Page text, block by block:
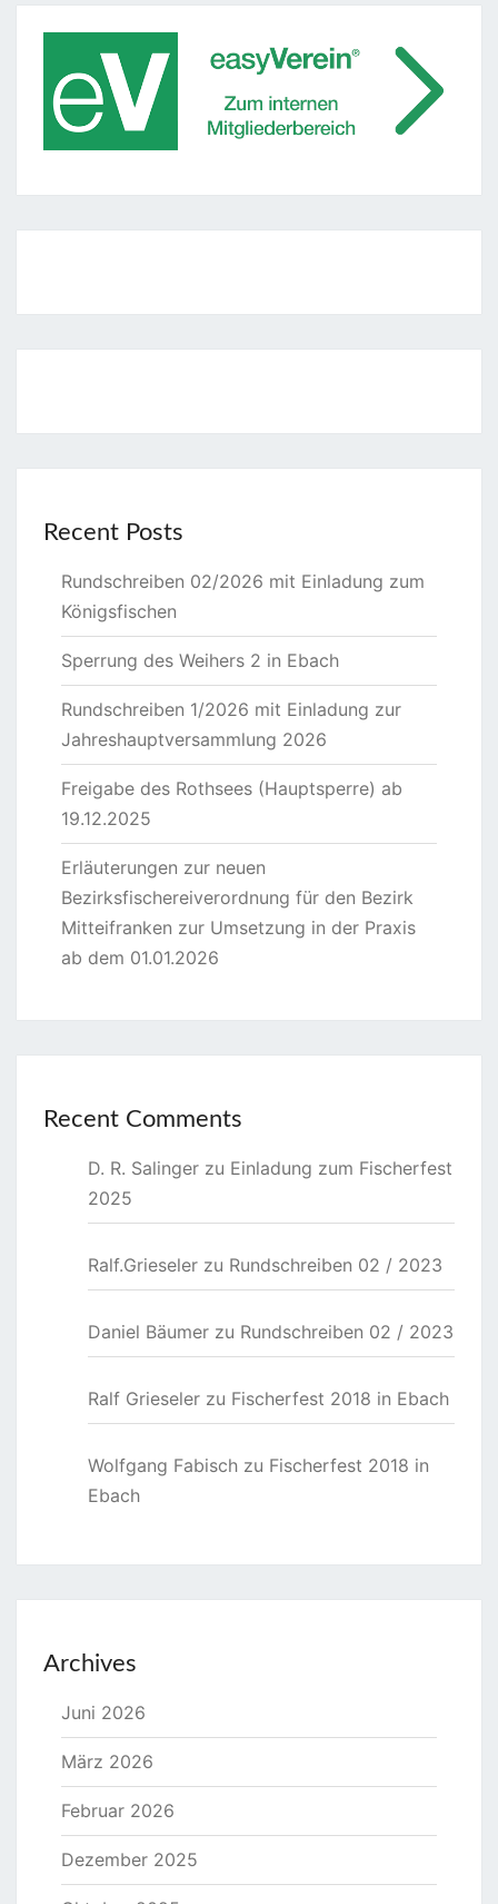
Recent Posts
Rundschreiben 02/2026 mit Einladung zum
Königsfischen
Sperrung des Weihers 2 in Ebach
Rundschreiben 1/2026 mit Einladung zur
Jahreshauptversammlung 2026
Freigabe des Rothsees (Hauptsperre) ab
19.12.2025
Erläuterungen zur neuen
Bezirksfischereiverordnung für den Bezirk
Mitteifranken zur Umsetzung in der Praxis
ab dem 01.01.2026
Recent Comments
D. R. Salinger zu Einladung zum Fischerfest
2025
Ralf.Grieseler zu Rundschreiben 02 / 2023
Daniel Bäumer zu Rundschreiben 02 / 2023
Ralf Grieseler zu Fischerfest 2018 in Ebach
Wolfgang Fabisch zu Fischerfest 2018 in
Ebach
Archives
Juni 2026
März 2026
Februar 2026
Dezember 2025